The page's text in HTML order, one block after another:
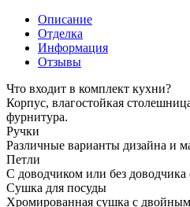
Описание
Отделка
Информация
Отзывы
Что входит в комплект кухни?
Корпус, влагостойкая
фурнитура.
Ручки
Различные варианты дизайна и
Петли
С доводчиком или без
Сушка для посуды
Хромированная сушка с